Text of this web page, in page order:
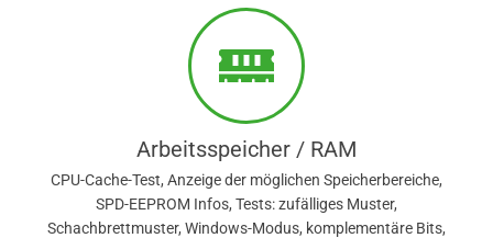
Arbeitsspeicher / RAM
CPU-Cache-Test, Anzeige der möglichen Speicherbereiche,
SPD-EEPROM Infos, Tests: zufälliges Muster,
Schachbrettmuster, Windows-Modus, komplementäre Bits,